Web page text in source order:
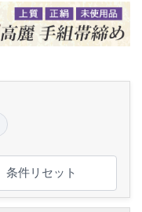
条件リセット